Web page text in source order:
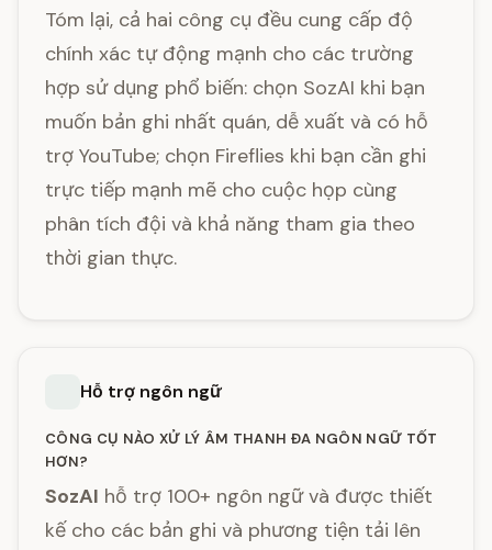
Tóm lại, cả hai công cụ đều cung cấp độ
chính xác tự động mạnh cho các trường
hợp sử dụng phổ biến: chọn SozAI khi bạn
muốn bản ghi nhất quán, dễ xuất và có hỗ
trợ YouTube; chọn Fireflies khi bạn cần ghi
trực tiếp mạnh mẽ cho cuộc họp cùng
phân tích đội và khả năng tham gia theo
thời gian thực.
Hỗ trợ ngôn ngữ
CÔNG CỤ NÀO XỬ LÝ ÂM THANH ĐA NGÔN NGỮ TỐT
HƠN?
SozAI hỗ trợ 100+ ngôn ngữ và được thiết
kế cho các bản ghi và phương tiện tải lên